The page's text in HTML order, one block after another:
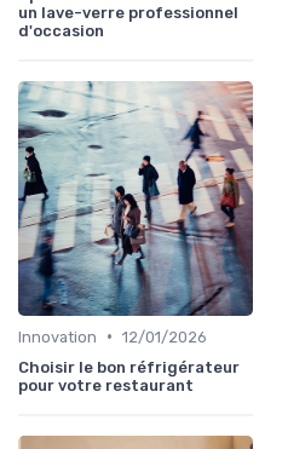
un lave-verre professionnel
d'occasion
Innovation • 12/01/2026
Choisir le bon réfrigérateur
pour votre restaurant